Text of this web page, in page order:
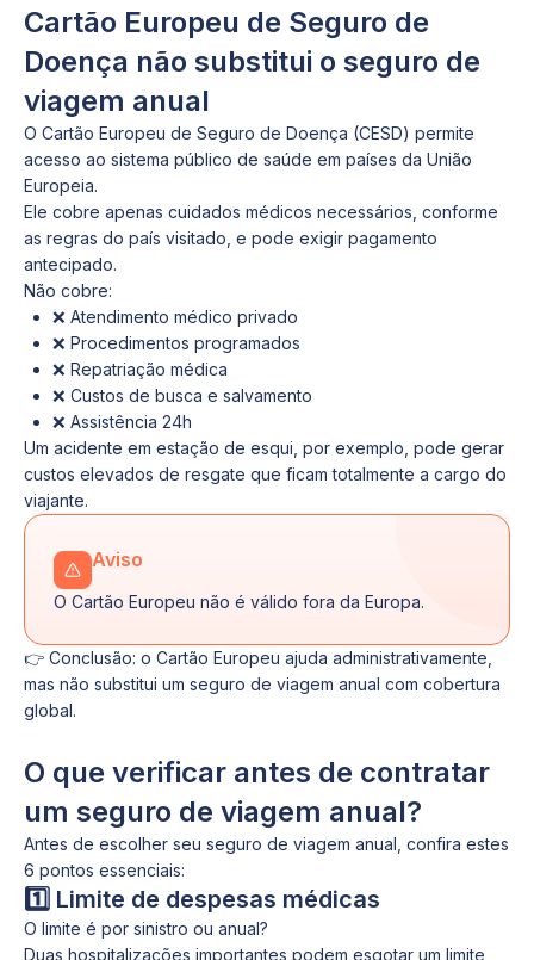
Cartão Europeu de Seguro de
Doença não substitui o seguro de
viagem anual
O Cartão Europeu de Seguro de Doença (CESD) permite
acesso ao sistema público de saúde em países da União
Europeia.
Ele cobre apenas cuidados médicos necessários, conforme
as regras do país visitado, e pode exigir pagamento
antecipado.
Não cobre:
❌ Atendimento médico privado
❌ Procedimentos programados
❌ Repatriação médica
❌ Custos de busca e salvamento
❌ Assistência 24h
Um acidente em estação de esqui, por exemplo, pode gerar
custos elevados de resgate que ficam totalmente a cargo do
viajante.
Aviso
O Cartão Europeu não é válido fora da Europa.
👉 Conclusão: o Cartão Europeu ajuda administrativamente,
mas não substitui um seguro de viagem anual com cobertura
global.
O que verificar antes de contratar
um seguro de viagem anual?
Antes de escolher seu seguro de viagem anual, confira estes
6 pontos essenciais:
1️⃣ Limite de despesas médicas
O limite é por sinistro ou anual?
Duas hospitalizações importantes podem esgotar um limite